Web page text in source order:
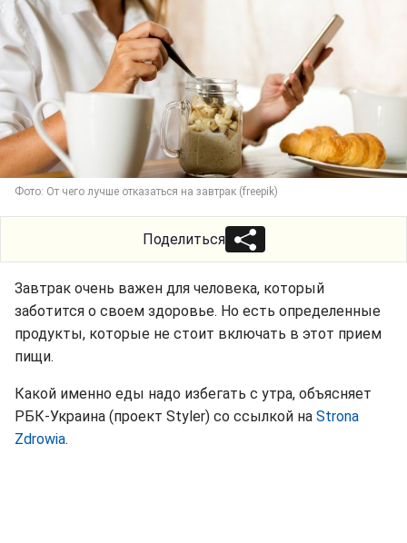
Фото: От чего лучше отказаться на завтрак (freepik)
Поделиться
Завтрак очень важен для человека, который
заботится о своем здоровье. Но есть определенные
продукты, которые не стоит включать в этот прием
пищи.
Какой именно еды надо избегать с утра, объясняет
РБК-Украина (проект Styler) со ссылкой на Strona
Zdrowia.